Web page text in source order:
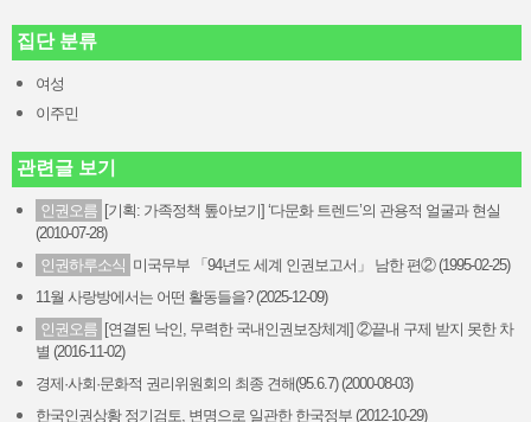
집단 분류
여성
이주민
관련글 보기
인권오름 [기획: 가족정책 톺아보기] ‘다문화 트렌드’의 관용적 얼굴과 현실
(2010-07-28)
인권하루소식 미국무부 「94년도 세계 인권보고서」 남한 편② (1995-02-25)
11월 사랑방에서는 어떤 활동들을? (2025-12-09)
인권오름 [연결된 낙인, 무력한 국내인권보장체계] ②끝내 구제 받지 못한 차
별 (2016-11-02)
경제·사회·문화적 권리위원회의 최종 견해(95.6.7) (2000-08-03)
한국인권상황 정기검토, 변명으로 일관한 한국정부 (2012-10-29)